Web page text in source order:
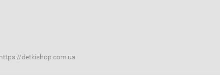
https://detkishop.com.ua